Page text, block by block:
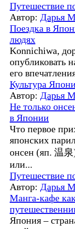
Путешествие
Автор: Дарья
Поездка в
людях
Konnichiwa,
опубликовать
его
Культура
Автор: Дарья
Не только
в Японии
Что первое
японских
онсен (яп. 温
или...
Путешествие
Автор: Дарья
Манга-кафе
Япония –